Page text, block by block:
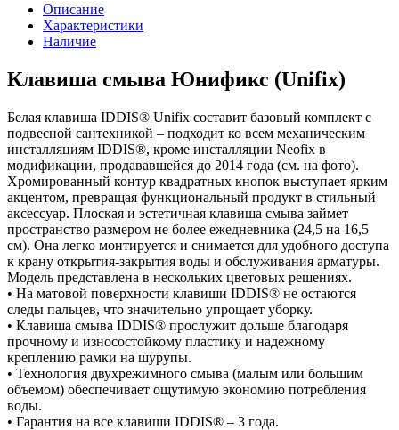
Описание
Характеристики
Наличие
Клавиша смыва Юнификс (Unifix)
Белая клавиша IDDIS® Unifix составит базовый комплект с
подвесной сантехникой – подходит ко всем механическим
инсталляциям IDDIS®, кроме инсталляции Neofix в
модификации, продававшейся до 2014 года (см. на фото).
Хромированный контур квадратных кнопок выступает ярким
акцентом, превращая функциональный продукт в стильный
аксессуар. Плоская и эстетичная клавиша смыва займет
пространство размером не более ежедневника (24,5 на 16,5
см). Она легко монтируется и снимается для удобного доступа
к крану открытия-закрытия воды и обслуживания арматуры.
Модель представлена в нескольких цветовых решениях.
• На матовой поверхности клавиши IDDIS® не остаются
следы пальцев, что значительно упрощает уборку.
• Клавиша смыва IDDIS® прослужит дольше благодаря
прочному и износостойкому пластику и надежному
креплению рамки на шурупы.
• Технология двухрежимного смыва (малым или большим
объемом) обеспечивает ощутимую экономию потребления
воды.
• Гарантия на все клавиши IDDIS® – 3 года.